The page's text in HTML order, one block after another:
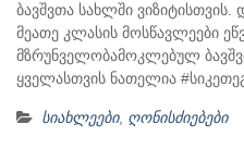
ბავშვთა სახლში ვიზიტისთვის.
მეათე კლასის მოსწავლეები
მზრუნველობამოკლებულ
ყველასთვის ნათელია
სიახლეები, ღონისძიებები